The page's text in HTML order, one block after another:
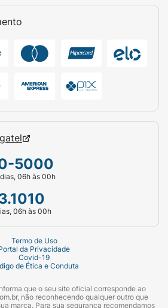
5000
06h às 00h
06h às 00h
Termo de Uso
da Privacidade
Covid-19
de Ética e Conduta
que o seu site oficial corresponde ao
não reconhecendo qualquer outro que
marca. Para sua segurança recomendamos